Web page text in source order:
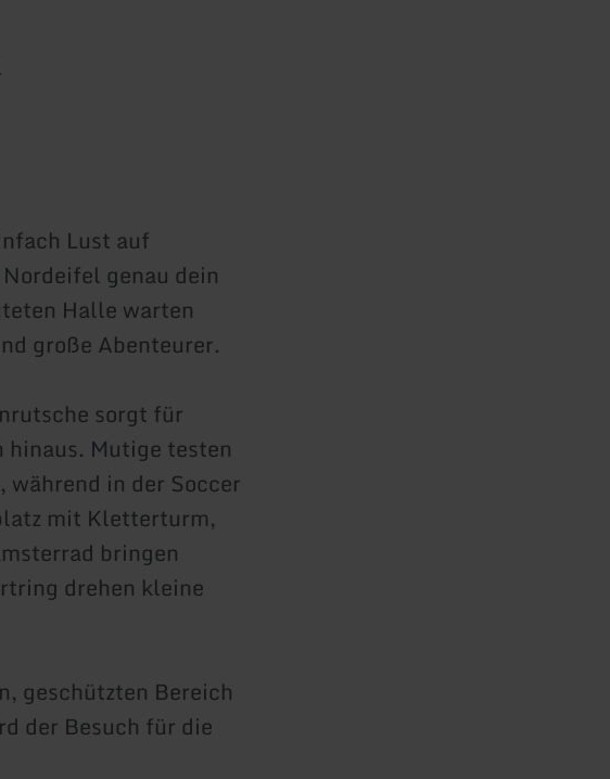
Lust auf
genau dein
Halle warten
große Abenteurer.
sorgt für
Mutige testen
in der Soccer
mit Kletterturm,
bringen
drehen kleine
geschützten Bereich
der Besuch für die